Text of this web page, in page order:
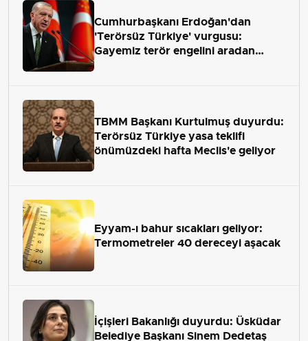
Cumhurbaşkanı Erdoğan'dan
'Terörsüz Türkiye' vurgusu:
Gayemiz terör engelini aradan
TBMM Başkanı Kurtulmuş duyurdu:
Terörsüz Türkiye yasa teklifi
önümüzdeki hafta Meclis'e geliyor
Eyyam-ı bahur sıcakları geliyor:
Termometreler 40 dereceyi aşacak
İçişleri Bakanlığı duyurdu: Üsküdar
Belediye Başkanı Sinem Dedetaş